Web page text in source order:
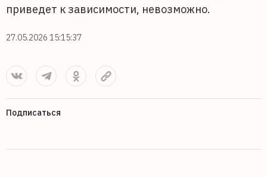
приведет к зависимости, невозможно.
27.05.2026 15:15:37
Подписаться